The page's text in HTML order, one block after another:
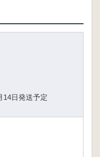
14日発送予定